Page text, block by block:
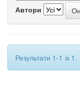
Автори
Результати 1-1 зі 1.